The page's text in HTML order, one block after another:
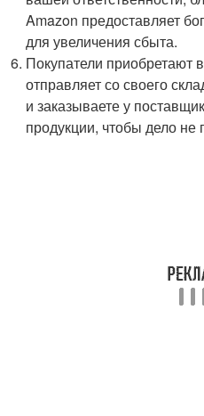
Amazon предоставляет
для увеличения сбыта.
Покупатели приобретают
отправляет со своего
и заказываете у
продукции, чтобы дело не